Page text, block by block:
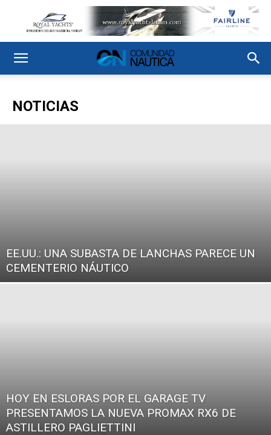
NOTICIAS
EE.UU.: UNA SUBASTA DE LANCHAS PARECE UN
CEMENTERIO NÁUTICO
HOY EN ESLORAS POR EL GARAGE TV
PRESENTAMOS LA NUEVA PROMAX RX6 DE
ASTILLERO PAGLIETTINI